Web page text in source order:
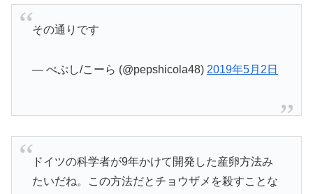
その通りです
— ぺぷし/こーら (@pepshicola48) 2019年5月2日
ドイツの科学者が9年かけて開発した産卵方法み
たいだね。この方法だとチョウザメを殺すことな